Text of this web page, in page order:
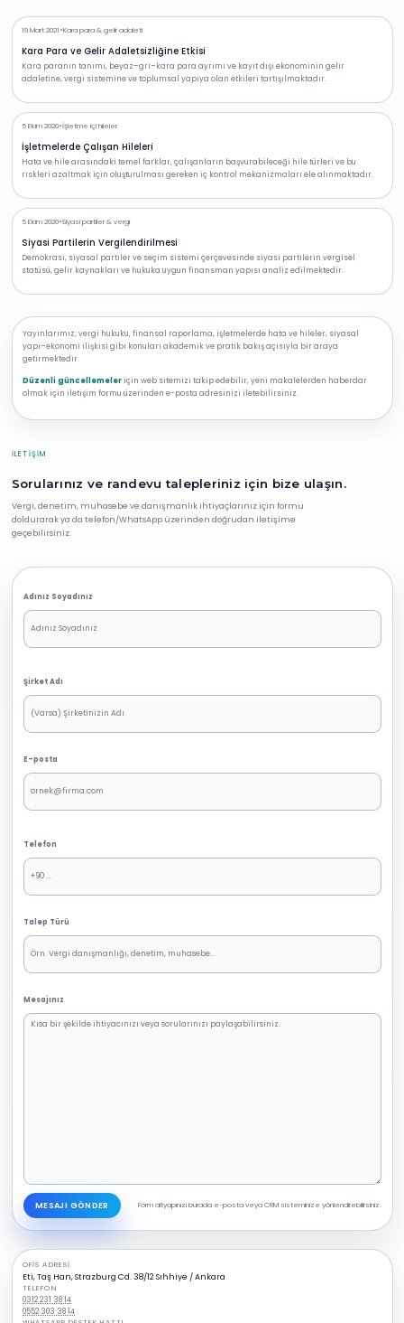
19 Mart 2021•Kara para & gelir adaleti
Kara Para ve Gelir Adaletsizliğine Etkisi
Kara paranın tanımı, beyaz–gri–kara para ayrımı ve kayıt dışı ekonominin gelir
adaletine, vergi sistemine ve toplumsal yapıya olan etkileri tartışılmaktadır.
5 Ekim 2020•İşletme içi hileler
İşletmelerde Çalışan Hileleri
Hata ve hile arasındaki temel farklar, çalışanların başvurabileceği hile türleri ve bu
riskleri azaltmak için oluşturulması gereken iç kontrol mekanizmaları ele alınmaktadır.
5 Ekim 2020•Siyasi partiler & vergi
Siyasi Partilerin Vergilendirilmesi
Demokrasi, siyasal partiler ve seçim sistemi çerçevesinde siyasi partilerin vergisel
statüsü, gelir kaynakları ve hukuka uygun finansman yapısı analiz edilmektedir.
Yayınlarımız; vergi hukuku, finansal raporlama, işletmelerde hata ve hileler, siyasal
yapı–ekonomi ilişkisi gibi konuları akademik ve pratik bakış açısıyla bir araya
getirmektedir.
Düzenli güncellemeleriçin web sitemizi takip edebilir, yeni makalelerden haberdar
olmak için iletişim formu üzerinden e-posta adresinizi iletebilirsiniz.
İLETIŞIM
Sorularınız ve randevu talepleriniz için bize ulaşın.
Vergi, denetim, muhasebe ve danışmanlık ihtiyaçlarınız için formu
doldurarak ya da telefon/WhatsApp üzerinden doğrudan iletişime
geçebilirsiniz.
Adınız Soyadınız
Şirket Adı
E-posta
Telefon
Talep Türü
Mesajınız
MESAJI GÖNDER Form altyapınızı burada e-posta veya CRM sisteminize yönlendirebilirsiniz.
OFIS ADRESI
Eti, Taş Han, Strazburg Cd. 38/12 Sıhhiye / Ankara
TELEFON
0312 231 38 14
0552 303 38 14